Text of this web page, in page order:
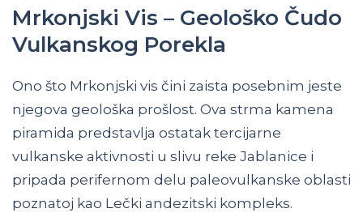
Mrkonjski Vis – Geološko Čudo
Vulkanskog Porekla
Ono što Mrkonjski vis čini zaista posebnim jeste
njegova geološka prošlost. Ova strma kamena
piramida predstavlja ostatak tercijarne
vulkanske aktivnosti u slivu reke Jablanice i
pripada perifernom delu paleovulkanske oblasti
poznatoj kao Lečki andezitski kompleks.